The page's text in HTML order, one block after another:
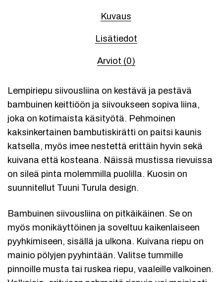
Kuvaus
Lisätiedot
Arviot (0)
Lempiriepu siivousliina on kestävä ja pestävä
bambuinen keittiöön ja siivoukseen sopiva liina,
joka on kotimaista käsityötä. Pehmoinen
kaksinkertainen bambutiskirätti on paitsi kaunis
katsella, myös imee nestettä erittäin hyvin sekä
kuivana että kosteana. Näissä mustissa rievuissa
on sileä pinta molemmilla puolilla. Kuosin on
suunnitellut Tuuni Turula design.
Bambuinen siivousliina on pitkäikäinen. Se on
myös monikäyttöinen ja soveltuu kaikenlaiseen
pyyhkimiseen, sisällä ja ulkona. Kuivana riepu on
mainio pölyjen pyyhintään. Valitse tummille
pinnoille musta tai ruskea riepu, vaaleille valkoinen.